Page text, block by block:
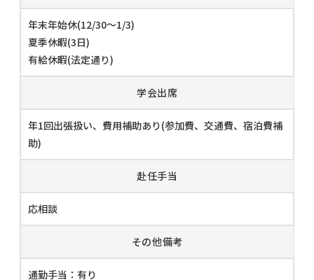
年末年始休(12/30～1/3)
夏季休暇(3日)
有給休暇(法定通り)
学会出席
年1回出張扱い、費用補助あり(参加費、交通費、宿泊費補
助)
赴任手当
応相談
その他備考
通勤手当：有り